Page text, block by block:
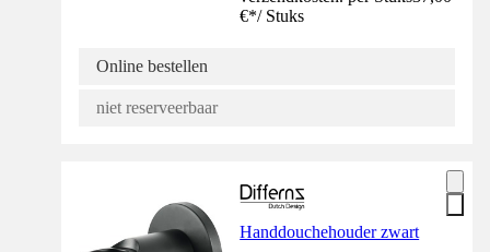
€*/ Stuks
Online bestellen
niet reserveerbaar
Handdouchehouder zwart